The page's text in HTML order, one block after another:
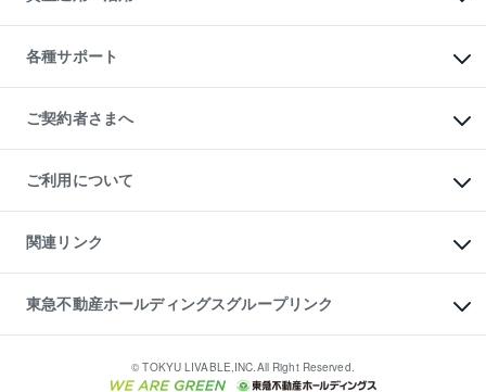
投資用不動産の売却査定
事業用不動産の売却査定
不動産コラム・ニュース
不動産用語集
不動産なんでもネット相談室
住まいの税金
L`GENTE（ルジェンテ）
区分リノベーションマンション
投資用一棟レジデンスWELL
不動産小口投資
LEGACIA（レガシア）
不動産M&A
アセットマネジメント・出資
各種サポート
相続サポート
リフォームサポート
ご契約者さまへ
ご紹介・再契約特典
入居者様専用-各種ご案内（賃貸）
東急こすもす会「こすもすWeb」
ご利用について
金融商品取引について
東急リバブル ソーシャルメディアポリシー
ご意見・お問い合わせ（金融商品取引専用の相談・お問い合わせ窓口）
ダイレクトメール（郵送物）・Eメールなどの送付停止について
関連リンク
これからご結婚される方に東急百貨店のブライダルクラブ
人材サービスのご用命は 東急リバブルスタッフ株式会社まで
東北の逸品を贈ります 東北すぐれものセレクション
東急不動産ホールディングスグループリンク
東急コミュニティー© TOKYU LIVABLE,INC.All Right Reserved.